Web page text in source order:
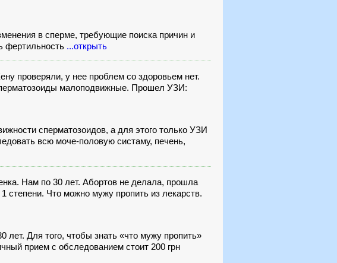
в сперме, требующие поиска причин и
фертильность ...открыть
проверяли, у нее проблем со здоровьем нет.
малоподвижные. Прошел УЗИ:
сперматозоидов, а для этого только УЗИ
всю моче-половую систаму, печень,
Нам по 30 лет. Абортов не делала, прошла
степени. Что можно мужу пропить из лекарств.
Для того, чтобы знать «что мужу пропить»
прием с обследованием стоит 200 грн